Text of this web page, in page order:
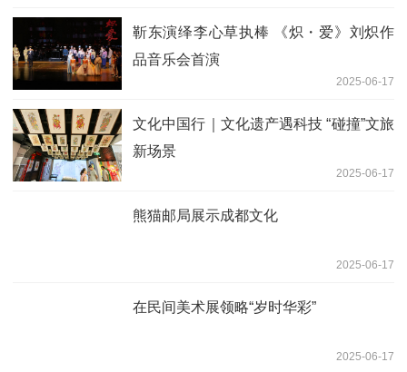
靳东演绎李心草执棒 《炽・爱》刘炽作
品音乐会首演
2025-06-17
文化中国行｜文化遗产遇科技 “碰撞”文旅
新场景
2025-06-17
熊猫邮局展示成都文化
2025-06-17
在民间美术展领略“岁时华彩”
2025-06-17